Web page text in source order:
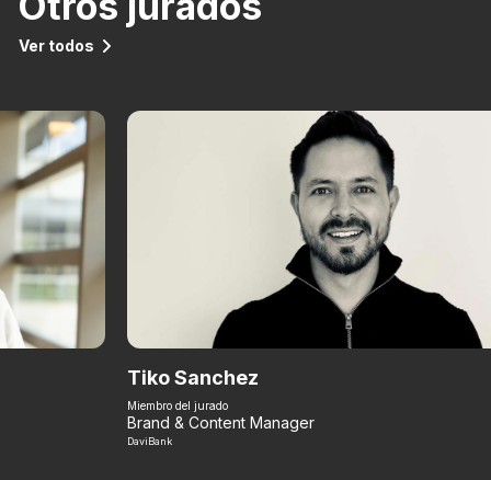
Ver todos
Tiko Sanchez
Miembro del jurado
Brand & Content Manager
DaviBank